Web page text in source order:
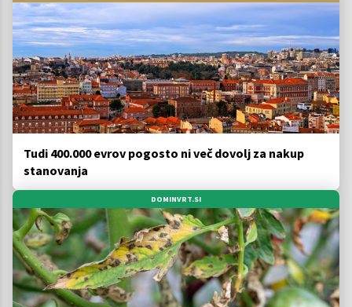
Tudi 400.000 evrov pogosto ni več dovolj za nakup
stanovanja
DOMINVRT.SI